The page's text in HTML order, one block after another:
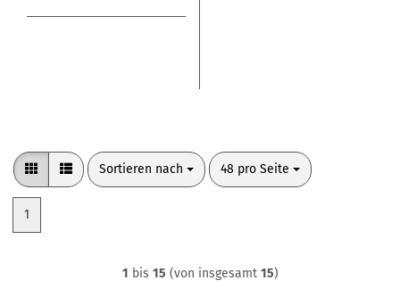
Sortieren nach
Sortieren nach 48 pro Seite
pro Seite
1
1 bis 15 (von insgesamt 15)